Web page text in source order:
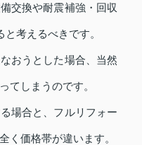
交換や耐震補強・回収
考えるべきです。
おうとした場合、当然
てしまうのです。
場合と、フルリフォー
く価格帯が違います。